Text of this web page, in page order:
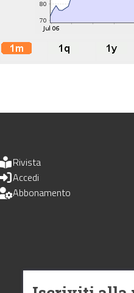
Rivista
Accedi
Abbonamento